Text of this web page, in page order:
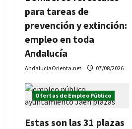
para tareas de
prevención y extinción:
empleo en toda
Andalucía
AndaluciaOrienta.net 07/08/2026
Ofertas de Empleo Público
Estas son las 31 plazas